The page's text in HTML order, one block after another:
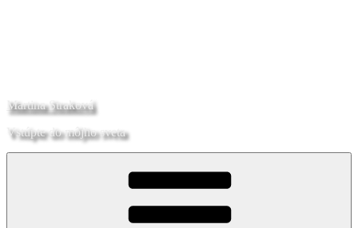
Martina Straková
Vstúpte do môjho sveta